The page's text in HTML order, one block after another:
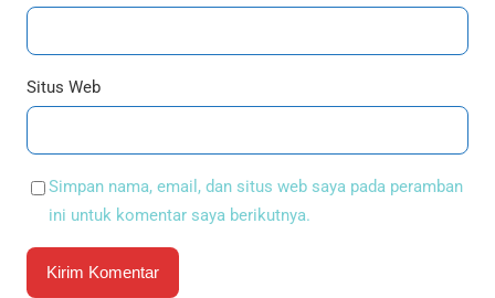
Situs Web
Simpan nama, email, dan situs web saya pada peramban
ini untuk komentar saya berikutnya.